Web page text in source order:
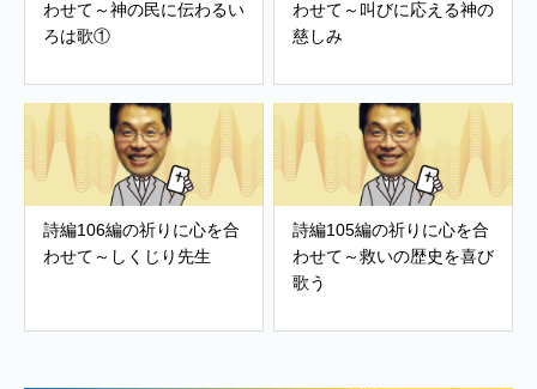
わせて～神の民に伝わるい
ろは歌①
わせて～叫びに応える神の
慈しみ
詩編106編の祈りに心を合
わせて～しくじり先生
詩編105編の祈りに心を合
わせて～救いの歴史を喜び
歌う